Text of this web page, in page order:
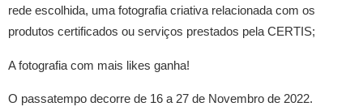
rede escolhida, uma fotografia criativa relacionada com os
produtos certificados ou serviços prestados pela CERTIS;
A fotografia com mais likes ganha!
O passatempo decorre de 16 a 27 de Novembro de 2022.